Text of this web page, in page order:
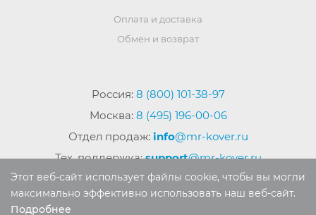
Оплата и доставка
Обмен и возврат
Россия: 8 (800) 101-38-97
Москва: 8 (495) 196-00-06
Отдел продаж: info@mr-kover.ru
Тех. поддержка:support@mr-kover.ru
Этот веб-сайт использует файлы cookie, чтобы вы могли
максимально эффективно использовать наш веб-сайт.
Подробнее